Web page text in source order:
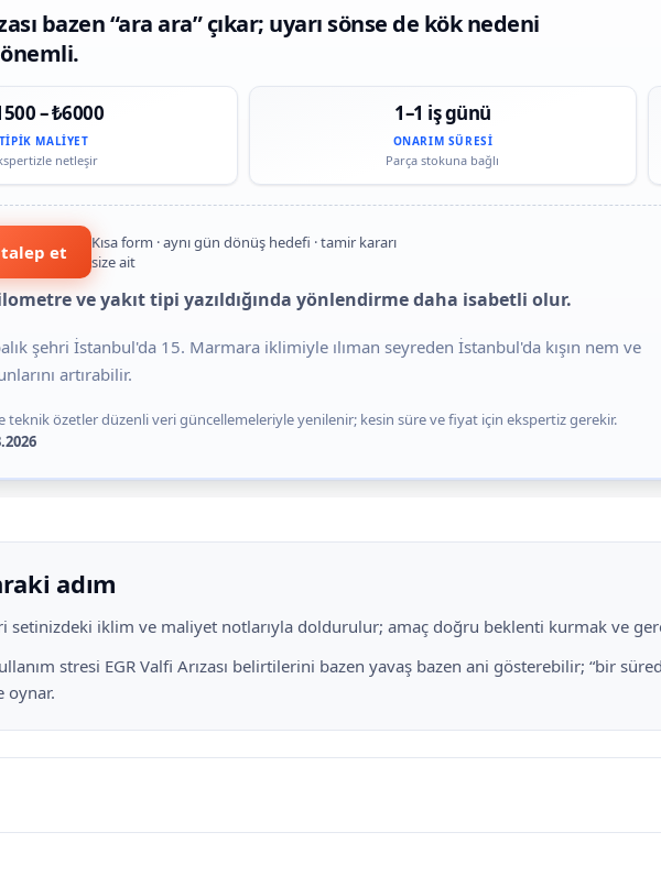
bazen “ara ara” çıkar; uyarı sönse de kök nedeni
– ₺6000
TIPIK MALIYET
netleşir
1–1 iş günü
ONARIM SÜRESI
Parça stokuna bağlı
et
Kısa form · aynı gün dönüş hedefi · tamir kararı
size ait
ve yakıt tipi yazıldığında yönlendirme daha isabetli olur.
şehri İstanbul'da 15. Marmara iklimiyle ılıman seyreden İstanbul'da kışın nem ve
artırabilir.
teknik özetler düzenli veri güncellemeleriyle yenilenir; kesin süre ve fiyat için ekspertiz gerekir.
adım
setinizdeki iklim ve maliyet notlarıyla doldurulur; amaç doğru beklenti kurmak ve
stresi EGR Valfi Arızası belirtilerini bazen yavaş bazen ani gösterebilir; “bir
oynar.